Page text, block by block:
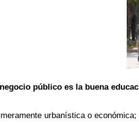
público es la buena
urbanística o